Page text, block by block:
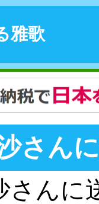
雅歌
さん
さんに